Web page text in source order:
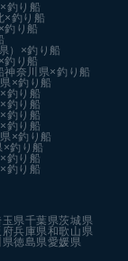
釣り船
×釣り船
釣り船
）×釣り船
釣り船
神奈川県×釣り船
×釣り船
釣り船
釣り船
釣り船
釣り船
×釣り船
×釣り船
釣り船
釣り船
玉県千葉県茨城県
府兵庫県和歌山県
県徳島県愛媛県